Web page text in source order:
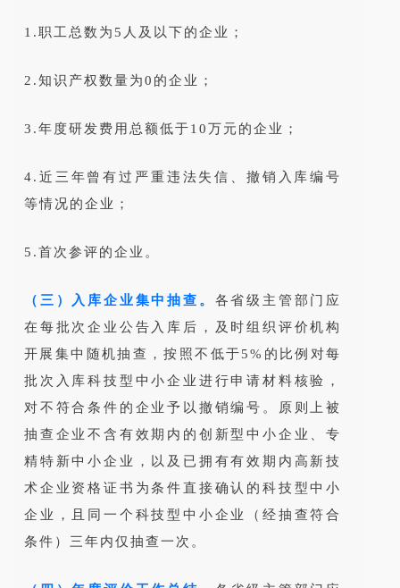
1.职工总数为5人及以下的企业；
2.知识产权数量为0的企业；
3.年度研发费用总额低于10万元的企业；
4.近三年曾有过严重违法失信、撤销入库编号
等情况的企业；
5.首次参评的企业。
（三）入库企业集中抽查。 各省级主管部门应
在每批次企业公告入库后，及时组织评价机构
开展集中随机抽查，按照不低于5%的比例对每
批次入库科技型中小企业进行申请材料核验，
对不符合条件的企业予以撤销编号。原则上被
抽查企业不含有效期内的创新型中小企业、专
精特新中小企业，以及已拥有有效期内高新技
术企业资格证书为条件直接确认的科技型中小
企业，且同一个科技型中小企业（经抽查符合
条件）三年内仅抽查一次。